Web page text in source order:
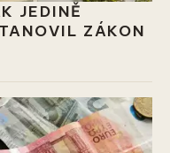
JEDINĚ
ZÁKON